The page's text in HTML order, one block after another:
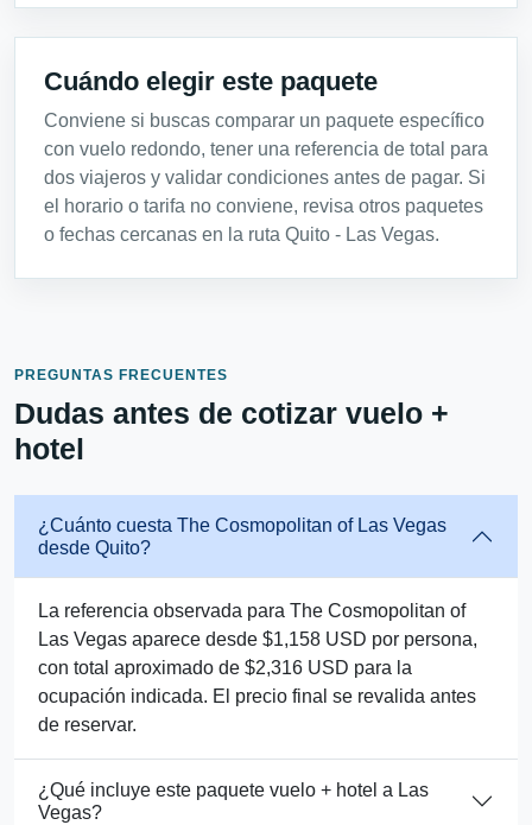
Cuándo elegir este paquete
Conviene si buscas comparar un paquete específico
con vuelo redondo, tener una referencia de total para
dos viajeros y validar condiciones antes de pagar. Si
el horario o tarifa no conviene, revisa otros paquetes
o fechas cercanas en la ruta Quito - Las Vegas.
PREGUNTAS FRECUENTES
Dudas antes de cotizar vuelo +
hotel
¿Cuánto cuesta The Cosmopolitan of Las Vegas
desde Quito?
La referencia observada para The Cosmopolitan of
Las Vegas aparece desde $1,158 USD por persona,
con total aproximado de $2,316 USD para la
ocupación indicada. El precio final se revalida antes
de reservar.
¿Qué incluye este paquete vuelo + hotel a Las
Vegas?